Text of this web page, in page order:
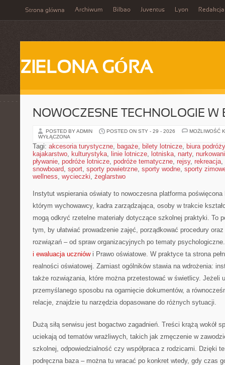
Strona główna Archiwum Bilbao Juventus Lyon Redakcja
ZIELONA GÓRA
NOWOCZESNE TECHNOLOGIE W
POSTED BY ADMIN POSTED ON STY - 29 - 2026
MOŻLIWOŚĆ
WYŁĄCZONA
Tagi: akcesoria turystyczne, bagaże, bilety lotnicze, biura podróży
kajakarstwo, kulturystyka, linie lotnicze, lotniska, narty,
pływanie, podróże lotnicze, podróże tematyczne, rejsy, rekreacja,
snowboard, sport, sporty powietrzne, sporty wodne, sporty
wellness, wycieczki, żeglarstwo
Instytut wspierania oświaty to nowoczesna platforma
którym wychowawcy, kadra zarządzająca, osoby w trakcie
mogą odkryć rzetelne materiały dotyczące szkolnej praktyki. To
tym, by ułatwiać prowadzenie zajęć, porządkować procedury
rozwiązań – od spraw organizacyjnych po tematy
i ewaluacja uczniówi Prawo oświatowe. W praktyce ta strona
realności oświatowej. Zamiast ogólników stawia na wdrożenia:
także rozwiązania, które można przetestować w świetlicy. Jeżeli
przemyślanego sposobu na ogarnięcie dokumentów, a
relacje, znajdzie tu narzędzia dopasowane do różnych sytuacji.
Dużą siłą serwisu jest bogactwo zagadnień. Treści krążą wokół
uciekają od tematów wrażliwych, takich jak zmęczenie w
szkolnej, odpowiedzialność czy współpraca z rodzicami. Dzięki
podręczna baza – można tu wracać po konkret wtedy, gdy czas